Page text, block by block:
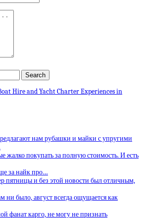
Hire and Yacht Charter Experiences in
нам рубашки и майки с упругими
жалко покупать за полную стоимость. И есть
за найк про…
пятницы и без этой новости был отличным,
ни было, август всегда ощущается как
фанат карго, не могу не признать